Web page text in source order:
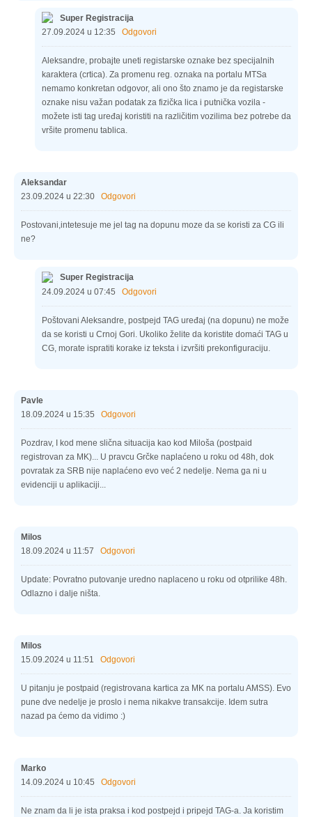
Super Registracija
27.09.2024 u 12:35 Odgovori
Aleksandre, probajte uneti registarske oznake bez specijalnih
karaktera (crtica). Za promenu reg. oznaka na portalu MTSa
nemamo konkretan odgovor, ali ono što znamo je da registarske
oznake nisu važan podatak za fizička lica i putnička vozila -
možete isti tag uređaj koristiti na različitim vozilima bez potrebe da
vršite promenu tablica.
Aleksandar
23.09.2024 u 22:30 Odgovori
Postovani,intetesuje me jel tag na dopunu moze da se koristi za CG ili
ne?
Super Registracija
24.09.2024 u 07:45 Odgovori
Poštovani Aleksandre, postpejd TAG uređaj (na dopunu) ne može
da se koristi u Crnoj Gori. Ukoliko želite da koristite domaći TAG u
CG, morate ispratiti korake iz teksta i izvršiti prekonfiguraciju.
Pavle
18.09.2024 u 15:35 Odgovori
Pozdrav, I kod mene slična situacija kao kod Miloša (postpaid
registrovan za MK)... U pravcu Grčke naplaćeno u roku od 48h, dok
povratak za SRB nije naplaćeno evo već 2 nedelje. Nema ga ni u
evidenciji u aplikaciji...
Milos
18.09.2024 u 11:57 Odgovori
Update: Povratno putovanje uredno naplaceno u roku od otprilike 48h.
Odlazno i dalje ništa.
Milos
15.09.2024 u 11:51 Odgovori
U pitanju je postpaid (registrovana kartica za MK na portalu AMSS). Evo
pune dve nedelje je proslo i nema nikakve transakcije. Idem sutra
nazad pa ćemo da vidimo :)
Marko
14.09.2024 u 10:45 Odgovori
Ne znam da li je ista praksa i kod postpejd i pripejd TAG-a. Ja koristim